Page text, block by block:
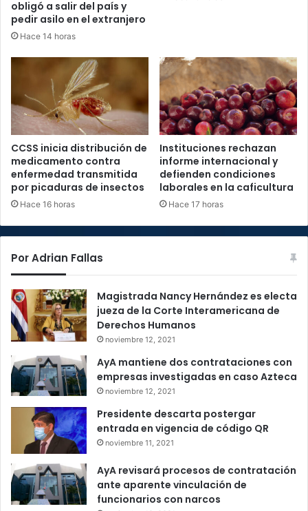
obligó a salir del país y
pedir asilo en el extranjero
Hace 14 horas
CCSS inicia distribución de
medicamento contra
enfermedad transmitida
por picaduras de insectos
Hace 16 horas
Instituciones rechazan
informe internacional y
defienden condiciones
laborales en la caficultura
Hace 17 horas
Por Adrian Fallas
Magistrada Nancy Hernández es electa
jueza de la Corte Interamericana de
Derechos Humanos
noviembre 12, 2021
AyA mantiene dos contrataciones con
empresas investigadas en caso Azteca
noviembre 12, 2021
Presidente descarta postergar
entrada en vigencia de código QR
noviembre 11, 2021
AyA revisará procesos de contratación
ante aparente vinculación de
funcionarios con narcos